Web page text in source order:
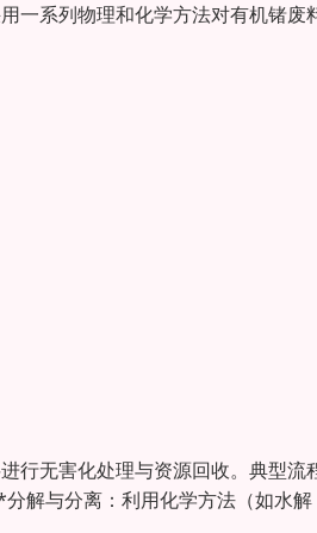
一系列物理和化学方法对有机锗废
行无害化处理与资源回收。典型流
解与分离：利用化学方法（如水解